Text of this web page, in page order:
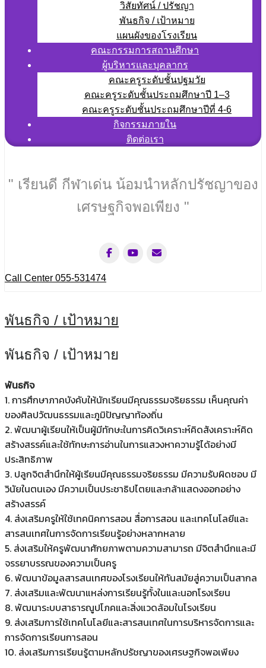
วิสัยทัศน์ / ปรัชญา
พันธกิจ / เป้าหมาย
แผนผังของโรงเรียน
คณะกรรมการสถานศึกษา
ผู้บริหารและบุคลากร
คณะครูระดับชั้นปฐมวัย
คณะครูระดับชั้นประถมศึกษาปี 1–3
คณะครูระดับชั้นประถมศึกษาปีที่ 4-6
กิจกรรมภายใน
ติดต่อเรา
" เรียนดี กีฬาเด่น น้อมนำหลักปรัชญาของ
เศรษฐกิจพอเพียง "
Call Center 055-531474
พันธกิจ / เป้าหมาย
พันธกิจ / เป้าหมาย
พันธกิจ
1. การศึกษาภาคบังคับให้นักเรียนมีคุณธรรมจริยธรรม เห็นคุณค่า
ของศิลปวัฒนธรรมและภูมิปัญญาท้องถิ่น
2. พัฒนาผู้เรียนให้เป็นผู้มีทักษะในการคิดวิเคราะห์คิดสังเคราะห์คิด
สร้างสรรค์และใช้ทักษะการอ่านในการแสวงหาความรู้ได้อย่างมี
ประสิทธิภาพ
3. ปลูกจิตสำนึกให้ผู้เรียนมีคุณธรรมจริยธรรม มีความรับผิดชอบ มี
วินัยในตนเอง มีความเป็นประชาธิปไตยและกล้าแสดงออกอย่าง
สร้างสรรค์
4. ส่งเสริมครูให้ใช้เทคนิคการสอน สื่อการสอน และเทคโนโลยีและ
สารสนเทศในการจัดการเรียนรู้อย่างหลากหลาย
5. ส่งเสริมให้ครูพัฒนาศักยภาพตามความสามารถ มีจิตสำนึกและมี
จรรยาบรรณของความเป็นครู
6. พัฒนาข้อมูลสารสนเทศของโรงเรียนให้ทันสมัยสู่ความเป็นสากล
7. ส่งเสริมและพัฒนาแหล่งการเรียนรู้ทั้งในและนอกโรงเรียน
8. พัฒนาระบบสาธารณูปโภคและสิ่งแวดล้อมในโรงเรียน
9. ส่งเสริมการใช้เทคโนโลยีและสารสนเทศในการบริหารจัดการและ
การจัดการเรียนการสอน
10. ส่งเสริมการเรียนรู้ตามหลักปรัชญาของเศรษฐกิจพอเพียง